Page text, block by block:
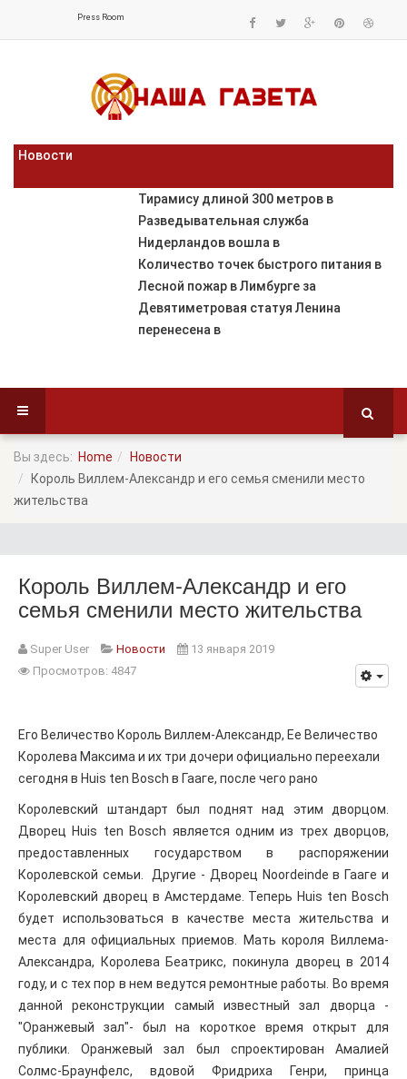
Press Room
Новости
Тирамису длиной 300 метров в
Разведывательная служба
Нидерландов вошла в
Количество точек быстрого питания в
Лесной пожар в Лимбурге за
Девятиметровая статуя Ленина
перенесена в
Вы здесь: Home
Новости
Король Виллем-Александр и его семья сменили место
жительства
Король Виллем-Александр и его
семья сменили место жительства
Super User Новости
13 января 2019
Просмотров: 4847
Его Величество Король Виллем-Александр, Ее Величество
Королева Максима и их три дочери официально переехали
сегодня в Huis ten Bosch в Гааге, после чего рано
Королевский штандарт был поднят над этим дворцом.
Дворец Huis ten Bosch является одним из трех дворцов,
предоставленных государством в распоряжении
Королевской семьи. Другие - Дворец Noordeinde в Гааге и
Королевский дворец в Амстердаме. Теперь Huis ten Bosch
будет использоваться в качестве места жительства и
места для официальных приемов. Мать короля Виллема-
Александра, Королева Беатрикс, покинула дворец в 2014
году, и с тех пор в нем ведутся ремонтные работы. Во время
данной реконструкции самый известный зал дворца -
"Оранжевый зал"- был на короткое время открыт для
публики. Оранжевый зал был спроектирован Амалией
Солмс-Браунфелс, вдовой Фридриха Генри, принца